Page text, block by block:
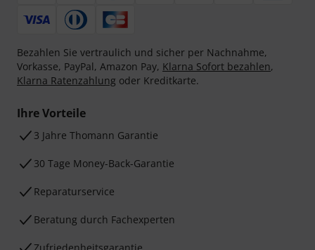
Bezahlen Sie vertraulich und sicher per Nachnahme,
Vorkasse, PayPal, Amazon Pay, Klarna Sofort bezahlen,
Klarna Ratenzahlung oder Kreditkarte.
Ihre Vorteile
3 Jahre Thomann Garantie
30 Tage Money-Back-Garantie
Reparaturservice
Beratung durch Fachexperten